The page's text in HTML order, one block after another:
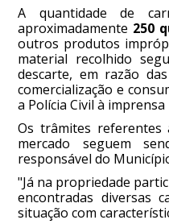
A quantidade de
aproximadamente 250
outros produtos
material recolhido
descarte, em razão
comercialização e
a Polícia Civil à
Os trâmites referentes
mercado seguem
responsável do
"Já na propriedade
encontradas diversas
situação com